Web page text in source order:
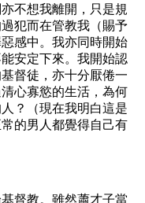
不想我離開，只是規
犯而在管教我（賜予
感中。我亦同時開始
安定下來。我開始認
督徒，亦十分厭倦一
心寡慾的生活，為何
？（現在我明白這是
的男人都覺得自己有
督教。雖然蕭才子當